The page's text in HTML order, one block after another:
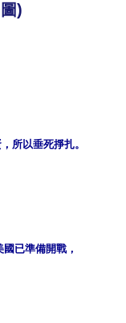
)
所以垂死掙扎。
已準備開戰，